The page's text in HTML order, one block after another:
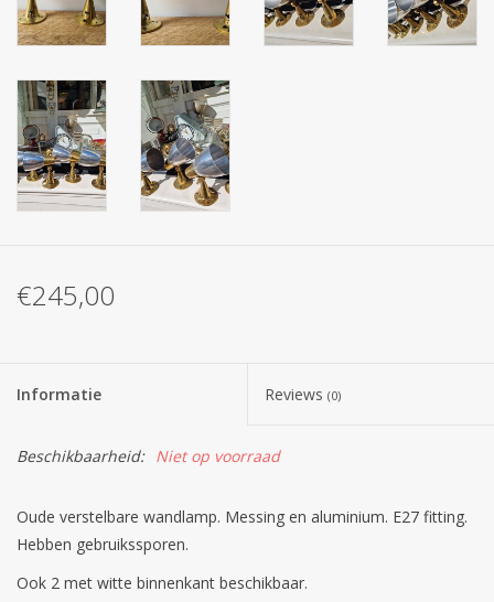
€245,00
Informatie Reviews (0)
Beschikbaarheid: Niet op voorraad
Oude verstelbare wandlamp. Messing en aluminium. E27 fitting.
Hebben gebruikssporen.
Ook 2 met witte binnenkant beschikbaar.